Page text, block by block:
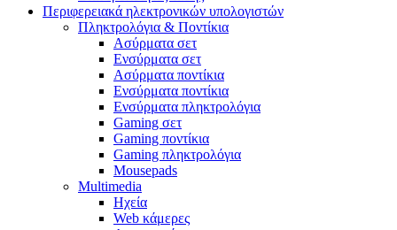
Περιφερειακά ηλεκτρονικών υπολογιστών
Πληκτρολόγια & Ποντίκια
Ασύρματα σετ
Ενσύρματα σετ
Ασύρματα ποντίκια
Ενσύρματα ποντίκια
Ενσύρματα πληκτρολόγια
Gaming σετ
Gaming ποντίκια
Gaming πληκτρολόγια
Mousepads
Multimedia
Ηχεία
Web κάμερες